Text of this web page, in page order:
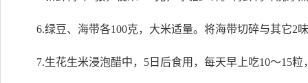
6.绿豆、海带各100克，大米适量。将海带切碎与其它2
7.生花生米浸泡醋中，5日后食用，每天早上吃10～15